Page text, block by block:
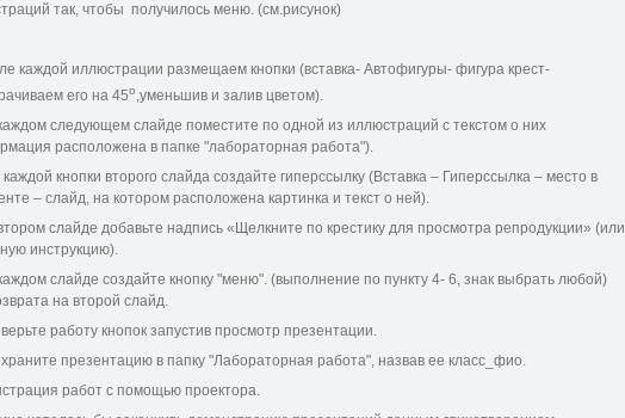
так, чтобы получилось меню. (см.рисунок)
каждой иллюстрации размещаем кнопки (вставка- Автофигуры- фигура крест-
его на 45о,уменьшив и залив цветом).
следующем слайде поместите по одной из иллюстраций с текстом о них
расположена в папке "лабораторная работа").
кнопки второго слайда создайте гиперссылку (Вставка – Гиперссылка – место в
– слайд, на котором расположена картинка и текст о ней).
слайде добавьте надпись «Щелкните по крестику для просмотра репродукции» (или
инструкцию).
слайде создайте кнопку "меню". (выполнение по пункту 4- 6, знак выбрать любой)
на второй слайд.
работу кнопок запустив просмотр презентации.
презентацию в папку "Лабораторная работа", назвав ее класс_фио.
работ с помощью проектора.